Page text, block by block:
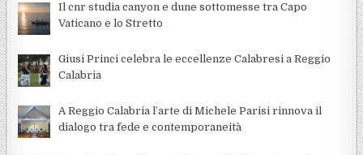
Il cnr studia canyon e dune sottomesse tra Capo
Vaticano e lo Stretto
Giusi Princi celebra le eccellenze Calabresi a Reggio
Calabria
A Reggio Calabria l’arte di Michele Parisi rinnova il
dialogo tra fede e contemporaneità